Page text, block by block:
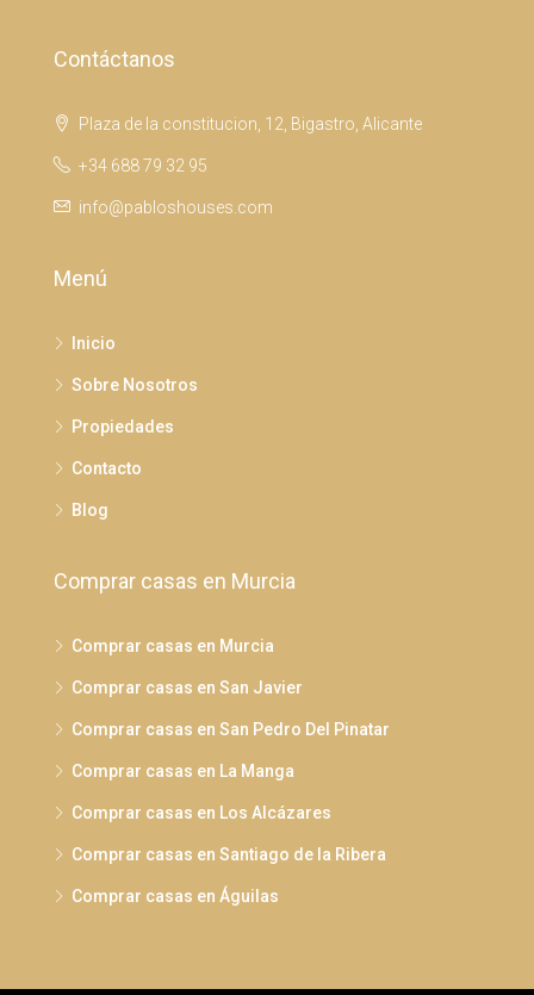
Contáctanos
Plaza de la constitucion, 12, Bigastro, Alicante
+34 688 79 32 95
info@pabloshouses.com
Menú
Inicio
Sobre Nosotros
Propiedades
Contacto
Blog
Comprar casas en Murcia
Comprar casas en Murcia
Comprar casas en San Javier
Comprar casas en San Pedro Del Pinatar
Comprar casas en La Manga
Comprar casas en Los Alcázares
Comprar casas en Santiago de la Ribera
Comprar casas en Águilas